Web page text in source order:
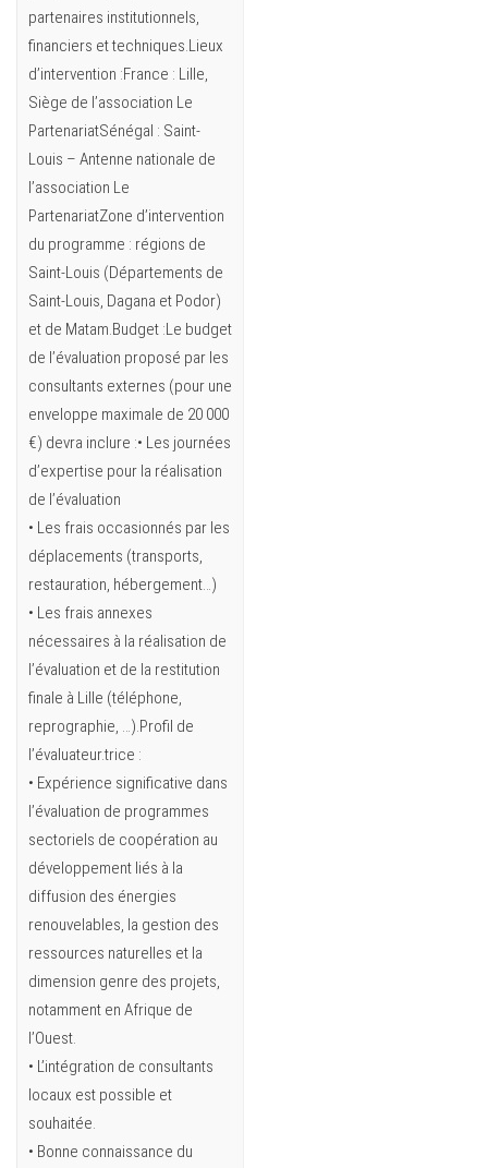
partenaires institutionnels,
financiers et techniques.Lieux
d’intervention :France : Lille,
Siège de l’association Le
PartenariatSénégal : Saint-
Louis – Antenne nationale de
l’association Le
PartenariatZone d’intervention
du programme : régions de
Saint-Louis (Départements de
Saint-Louis, Dagana et Podor)
et de Matam.Budget :Le budget
de l’évaluation proposé par les
consultants externes (pour une
enveloppe maximale de 20 000
€) devra inclure :• Les journées
d’expertise pour la réalisation
de l’évaluation
• Les frais occasionnés par les
déplacements (transports,
restauration, hébergement…)
• Les frais annexes
nécessaires à la réalisation de
l’évaluation et de la restitution
finale à Lille (téléphone,
reprographie, …).Profil de
l’évaluateur.trice :
• Expérience significative dans
l’évaluation de programmes
sectoriels de coopération au
développement liés à la
diffusion des énergies
renouvelables, la gestion des
ressources naturelles et la
dimension genre des projets,
notamment en Afrique de
l’Ouest.
• L’intégration de consultants
locaux est possible et
souhaitée.
• Bonne connaissance du